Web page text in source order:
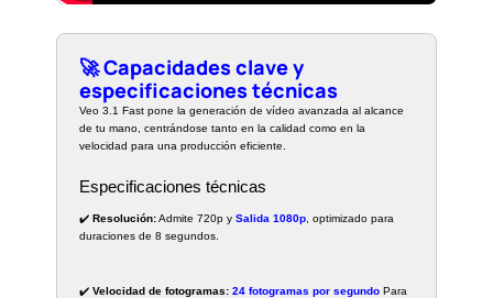
🚀 Capacidades clave y
especificaciones técnicas
Veo 3.1 Fast pone la generación de vídeo avanzada al alcance
de tu mano, centrándose tanto en la calidad como en la
velocidad para una producción eficiente.
Especificaciones técnicas
✔️Resolución:Admite 720p ySalida 1080p , optimizado para
duraciones de 8 segundos.
✔️Velocidad de fotogramas: 24 fotogramas por segundo Para